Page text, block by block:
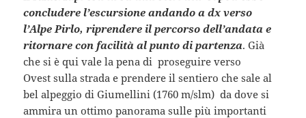
concludere l’escursione andando a dx verso
l’Alpe Pirlo, riprendere il percorso dell’andata e
ritornare con facilità al punto di partenza. Già
che si è qui vale la pena di proseguire verso
Ovest sulla strada e prendere il sentiero che sale al
bel alpeggio di Giumellini (1760 m/slm) da dove si
ammira un ottimo panorama sulle più importanti